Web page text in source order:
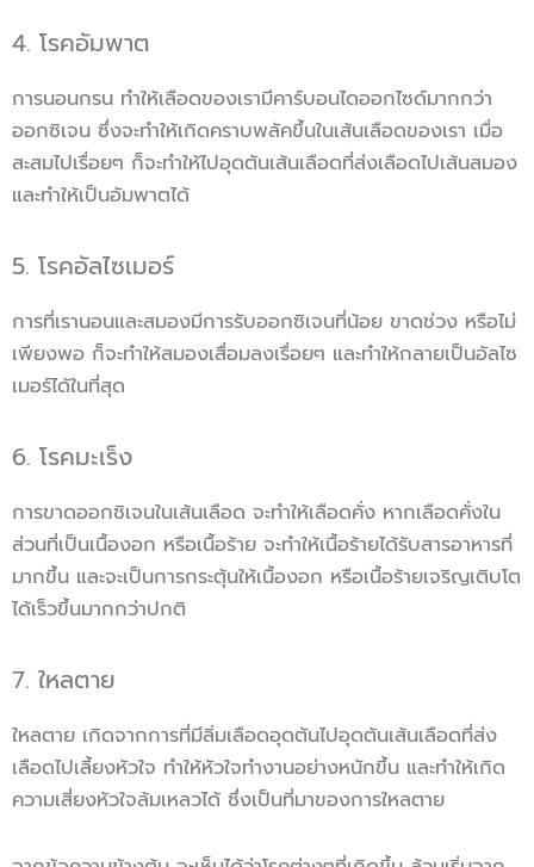
4. โรคอัมพาต
การนอนกรน ทำให้เลือดของเรามีคาร์บอนไดออกไซด์มากกว่า
ออกซิเจน ซึ่งจะทำให้เกิดคราบพลัคขึ้นในเส้นเลือดของเรา เมื่อ
สะสมไปเรื่อยๆ ก็จะทำให้ไปอุดตันเส้นเลือดที่ส่งเลือดไปเส้นสมอง
และทำให้เป็นอัมพาตได้
5. โรคอัลไซเมอร์
การที่เรานอนและสมองมีการรับออกซิเจนที่น้อย ขาดช่วง หรือไม่
เพียงพอ ก็จะทำให้สมองเสื่อมลงเรื่อยๆ และทำให้กลายเป็นอัลไซ
เมอร์ได้ในที่สุด
6. โรคมะเร็ง
การขาดออกซิเจนในเส้นเลือด จะทำให้เลือดคั่ง หากเลือดคั่งใน
ส่วนที่เป็นเนื้องอก หรือเนื้อร้าย จะทำให้เนื้อร้ายได้รับสารอาหารที่
มากขึ้น และจะเป็นการกระตุ้นให้เนื้องอก หรือเนื้อร้ายเจริญเติบโต
ได้เร็วขึ้นมากกว่าปกติ
7. ใหลตาย
ใหลตาย เกิดจากการที่มีลิ่มเลือดอุดตันไปอุดตันเส้นเลือดที่ส่ง
เลือดไปเลี้ยงหัวใจ ทำให้หัวใจทำงานอย่างหนักขึ้น และทำให้เกิด
ความเสี่ยงหัวใจล้มเหลวได้ ซึ่งเป็นที่มาของการใหลตาย